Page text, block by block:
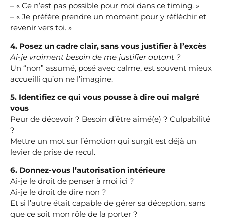
– « Ce n’est pas possible pour moi dans ce timing. »
– « Je préfère prendre un moment pour y réfléchir et
revenir vers toi. »
4. Posez un cadre clair, sans vous justifier à l’excès
Ai-je vraiment besoin de me justifier autant ?
Un “non” assumé, posé avec calme, est souvent mieux
accueilli qu’on ne l’imagine.
5. Identifiez ce qui vous pousse à dire oui malgré
vous
Peur de décevoir ? Besoin d’être aimé(e) ? Culpabilité
?
Mettre un mot sur l’émotion qui surgit est déjà un
levier de prise de recul.
6. Donnez-vous l’autorisation intérieure
Ai-je le droit de penser à moi ici ?
Ai-je le droit de dire non ?
Et si l’autre était capable de gérer sa déception, sans
que ce soit mon rôle de la porter ?